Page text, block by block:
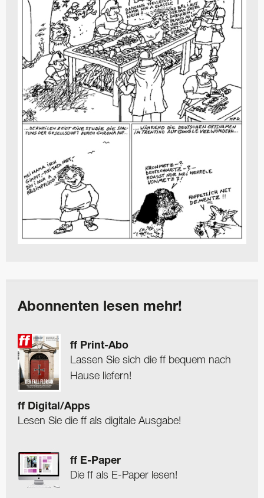
Abonnenten lesen mehr!
ff Print-Abo
Lassen Sie sich die ff bequem nach
Hause liefern!
ff Digital/Apps
Lesen Sie die ff als digitale Ausgabe!
ff E-Paper
Die ff als E-Paper lesen!